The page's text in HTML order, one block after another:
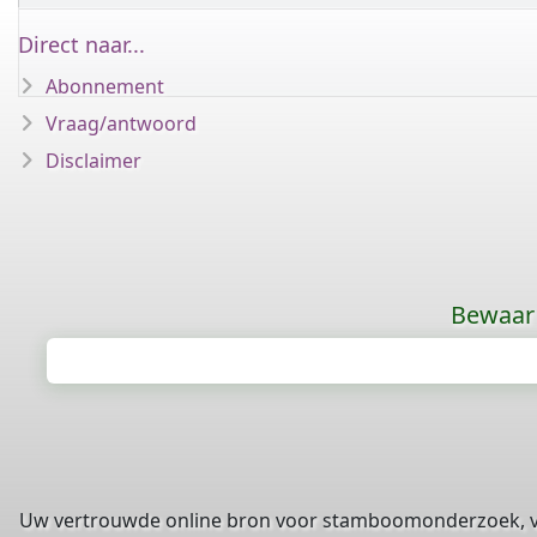
Direct naar...
Abonnement
Vraag/antwoord
Disclaimer
Uw vertrouwde online bron voor